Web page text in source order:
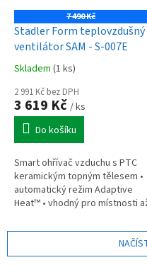
7 490 Kč
Stadler Form teplovzdušný
ventilátor SAM - S-007E
Skladem (1 ks)
2 991 Kč bez DPH
3 619 Kč / ks
Do košíku
Smart ohřívač vzduchu s PTC
keramickým topným tělesem •
automatický režim Adaptive
Heat™ • vhodný pro místnosti
zabudovaný termostat s